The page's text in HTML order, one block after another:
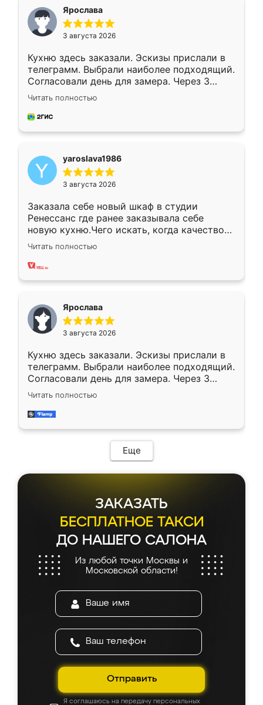
Ярослава
3 августа 2026
Кухню здесь заказали. Эскизы прислали в
телеграмм. Выбрали наиболее подходящий.
Согласовали день для замера. Через 3
недели кухня была уже готова. Остались
довольны работой. Спасибо Ренессанс
мебель за качественную работу!
Читать полностью
yaroslava1986
3 августа 2026
Заказала себе новый шкаф в студии
Ренессанс где ранее заказывала себе
новую кухню.Чего искать, когда качеством
вполне довольна. Служит кухня уже почти
два года, нареканий нет.
Читать полностью
Ярослава
3 августа 2026
Кухню здесь заказали. Эскизы прислали в
телеграмм. Выбрали наиболее подходящий.
Согласовали день для замера. Через 3
недели кухня была уже готова. Остались
довольны работой. Спасибо Ренессанс
мебель за качественную работу!
Читать полностью
Еще
ЗАКАЗАТЬ
БЕСПЛАТНОЕ ТАКСИ
ДО НАШЕГО САЛОНА
Из любой точки Москвы и
Московской области!
Отправить
Я соглашаюсь на передачу персональных